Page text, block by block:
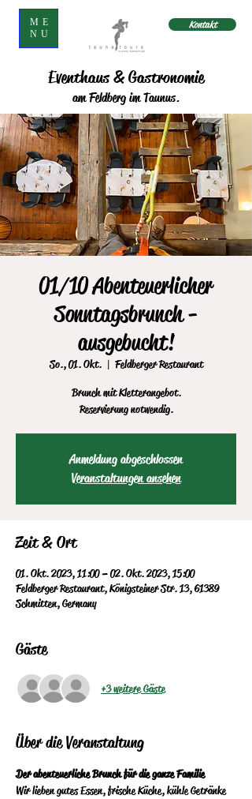
ME
NU
Kontakt
Eventhaus & Gastronomie
am Feldberg im Taunus.
01/10 Abenteuerlicher
Sonntagsbrunch -
ausgebucht!
So., 01. Okt.
  |
Feldberger Restaurant
Brunch mit Kletterangebot.
Reservierung notwendig.
Anmeldung abgeschlossen
Veranstaltungen ansehen
Zeit & Ort
01. Okt. 2023, 11:00 – 02. Okt. 2023, 15:00
Feldberger Restaurant, Königsteiner Str. 13, 61389
Schmitten, Germany
Gäste
+3 weitere Gäste
Über die Veranstaltung
Der abenteuerliche Brunch für die ganze Familie
Wir lieben gutes Essen, frische Küche, kühle Getränke